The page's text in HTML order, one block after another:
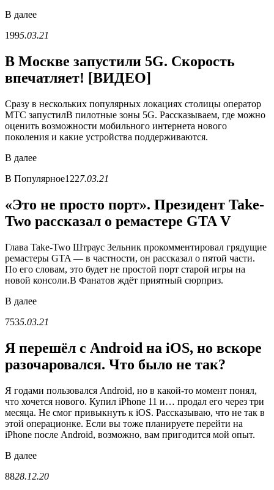
В далее
1995.03.21
В Москве запустили 5G. Скорость
впечатляет! [ВИДЕО]
Сразу в нескольких популярных локациях столицы оператор
МТС запустилВ пилотные зоны 5G. Рассказываем, где можно
оценить возможности мобильного интернета нового
поколения и какие устройства поддерживаются.
В далее
В Популярное1227.03.21
«Это не просто порт». Президент Take-
Two рассказал о ремастере GTA V
Глава Take-Two Штраус Зельник прокомментировал грядущие
ремастеры GTA — в частности, он рассказал о пятой части.
По его словам, это будет не простой порт старой игры на
новой консоли.В Фанатов ждёт приятный сюрприз.
В далее
7535.03.21
Я перешёл с Android на iOS, но вскоре
разочаровался. Что было не так?
Я годами пользовался Android, но в какой-то момент понял,
что хочется нового. Купил iPhone 11 и… продал его через три
месяца. Не смог привыкнуть к iOS. Рассказываю, что не так в
этой операционке. Если вы тоже планируете перейти на
iPhone после Android, возможно, вам пригодится мой опыт.
В далее
8828.12.20